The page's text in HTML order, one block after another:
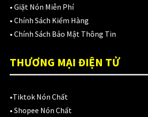
Áo mưa
ÁO QUẦN GIÁP
Balo - Túi đeo
Dưỡng sên
• Giặt Nón Miễn Phí
• Chính Sách Kiểm Hàng
• Chính Sách Bảo Mật Thông Tin
THƯƠNG MẠI ĐIỆN TỬ
•Tiktok Nón Chất
• Shopee Nón Chất